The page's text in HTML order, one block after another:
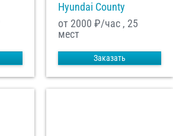
Hyundai County
от 2000 ₽/час , 25
мест
Заказать